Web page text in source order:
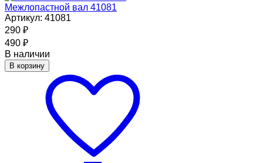
Межлопастной вал 41081
Артикул: 41081
290 ₽
490 ₽
В наличии
В корзину